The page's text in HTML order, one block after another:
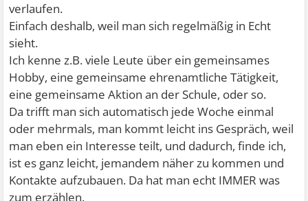
verlaufen.
Einfach deshalb, weil man sich regelmäßig in Echt
sieht.
Ich kenne z.B. viele Leute über ein gemeinsames
Hobby, eine gemeinsame ehrenamtliche Tätigkeit,
eine gemeinsame Aktion an der Schule, oder so.
Da trifft man sich automatisch jede Woche einmal
oder mehrmals, man kommt leicht ins Gespräch, weil
man eben ein Interesse teilt, und dadurch, finde ich,
ist es ganz leicht, jemandem näher zu kommen und
Kontakte aufzubauen. Da hat man echt IMMER was
zum erzählen.